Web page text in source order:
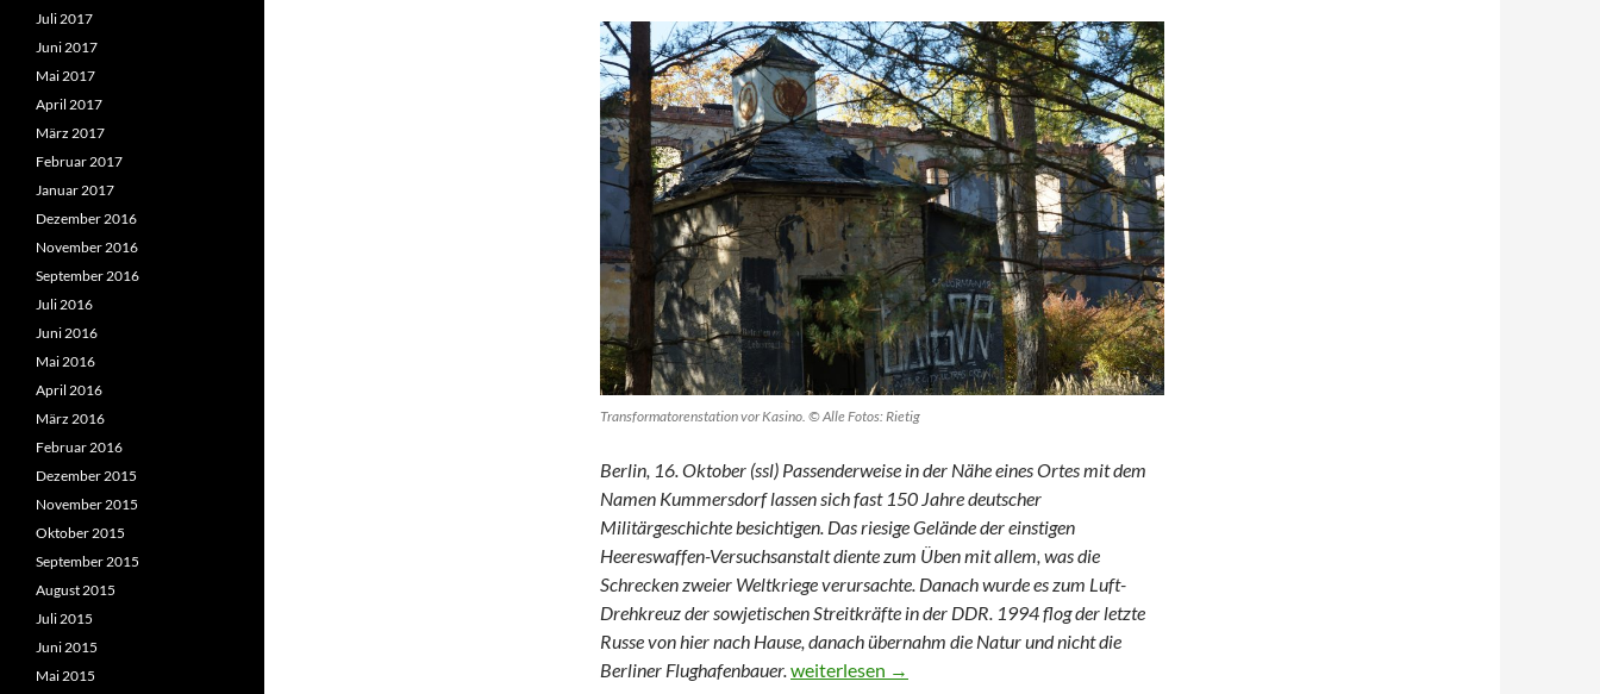
Transformatorenstation vor Kasino. © Alle Fotos: Rietig
Berlin, 16.Oktober (ssl) Passenderweise in der Nähe eines Ortes mit dem
Namen Kummersdorf lassen sich fast 150 Jahre deutscher
Militärgeschichte besichtigen. DasriesigeGelände der einstigen
Heereswaffen-Versuchsanstalt diente zum Üben mit allem, was die
Schrecken zweier Weltkriege verursachte. Danach wurde es zum Luft-
Drehkreuz der sowjetischen Streitkräfte in der DDR. 1994 flog der letzte
Russe von hier nach Hause, danach übernahm die Naturund nicht die
Berliner Flughafenbauer.Von der Dicken Bertha zur Antonow
weiterlesen →
Juli 2017
Juni 2017
Mai 2017
April 2017
März 2017
Februar 2017
Januar 2017
Dezember 2016
November 2016
September 2016
Juli 2016
Juni 2016
Mai 2016
April 2016
März 2016
Februar 2016
Dezember 2015
November 2015
Oktober 2015
September 2015
August 2015
Juli 2015
Juni 2015
Mai 2015